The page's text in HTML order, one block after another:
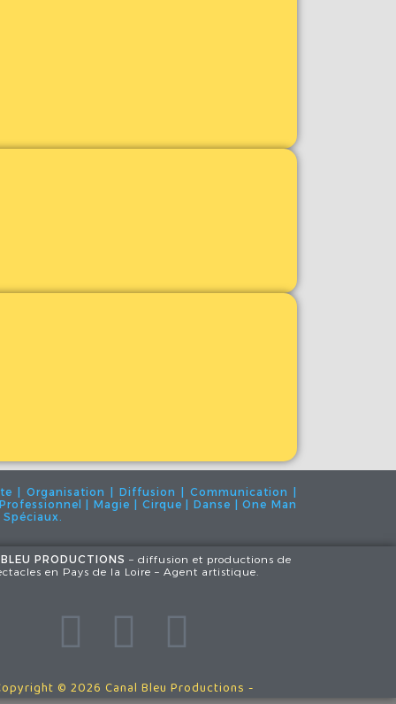
| Organisation | Diffusion | Communication |
| Magie | Cirque | Danse | One Man
PRODUCTIONS – diffusion et productions de
en Pays de la Loire – Agent artistique.
© 2026 Canal Bleu Productions -